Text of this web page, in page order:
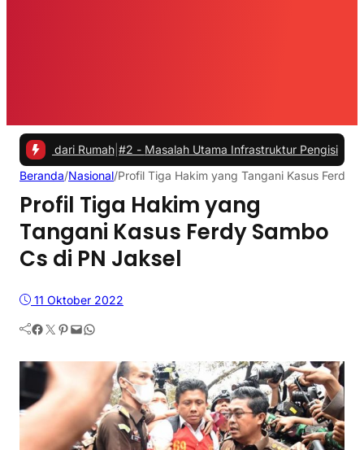
Rumah #2 - Masalah Utama Infrastruktur Pengisian Daya untuk
Beranda/Nasional/Profil Tiga Hakim yang Tangani Kasus Ferdy
Profil Tiga Hakim yang
Tangani Kasus Ferdy Sambo
Cs di PN Jaksel
11 Oktober 2022
Facebook Twitter Pinterest Mail WhatsApp